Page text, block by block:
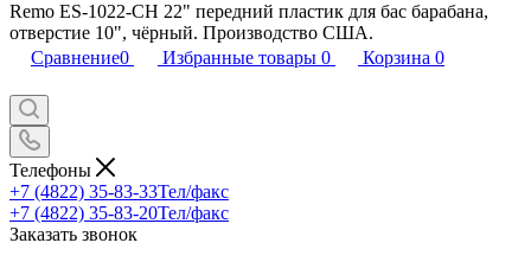
Remo ES-1022-CH 22" передний пластик для бас барабана,
отверстие 10", чёрный. Производство США.
Сравнение0 Избранные товары 0 Корзина 0
Телефоны
+7 (4822) 35-83-33Тел/факс
+7 (4822) 35-83-20Тел/факс
Заказать звонок